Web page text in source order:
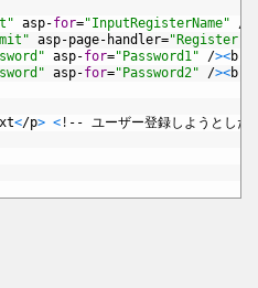
asp-for="InputRegisterName" /
asp-page- handler="Register"
asp-for="Password1" /><br
asp-for="Password2" /><br
</p> < ! -- ユーザー登録しようとした